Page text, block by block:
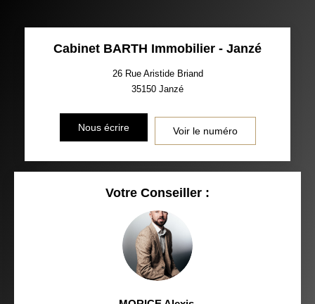
Cabinet BARTH Immobilier - Janzé
26 Rue Aristide Briand
35150 Janzé
Nous écrire Voir le numéro
Votre Conseiller :